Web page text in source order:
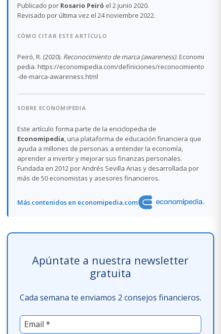
Publicado por Rosario Peiró el 2 junio 2020.
Revisado por última vez el 24 noviembre 2022.
CÓMO CITAR ESTE ARTÍCULO
Peiró, R. (2020). Reconocimiento de marca (awareness). Economi
pedia. https://economipedia.com/definiciones/reconocimiento
-de-marca-awareness.html
SOBRE ECONOMIPEDIA
Este artículo forma parte de la enciclopedia de
Economipedia, una plataforma de educación financiera que
ayuda a millones de personas a entender la economía,
aprender a invertir y mejorar sus finanzas personales.
Fundada en 2012 por Andrés Sevilla Arias y desarrollada por
más de 50 economistas y asesores financieros.
Más contenidos en economipedia.com
Apúntate a nuestra newsletter
gratuita
Cada semana te enviamos 2 consejos financieros.